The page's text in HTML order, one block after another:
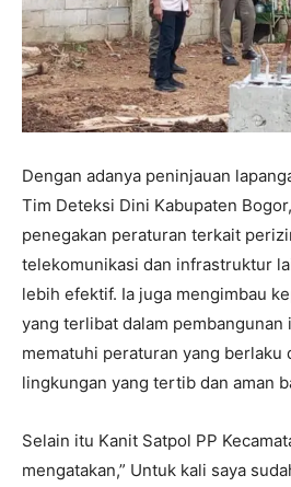
Dengan adanya peninjauan
Tim Deteksi Dini Kabupaten
penegakan peraturan terkait
telekomunikasi dan infrastruktur
lebih efektif. Ia juga mengimbau
yang terlibat dalam
mematuhi peraturan yang berlaku
lingkungan yang tertib dan aman
Selain itu Kanit Satpol PP
mengatakan,” Untuk kali saya